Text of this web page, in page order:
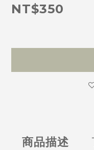
NT$350
商品描述